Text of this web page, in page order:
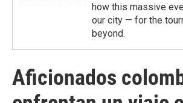
how this massive
our city — for the
beyond.
Aficionados